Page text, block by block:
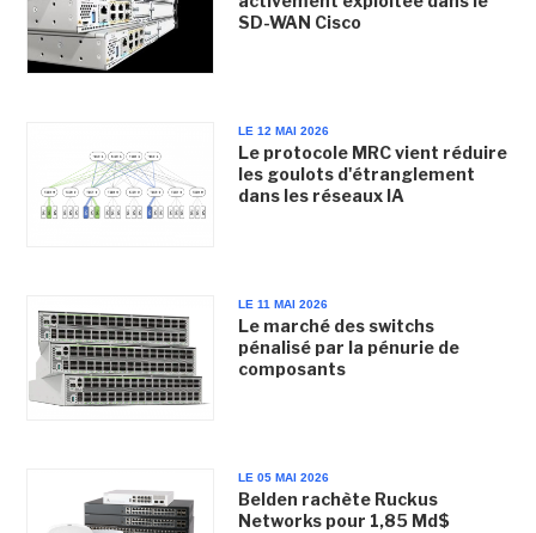
SD-WAN Cisco
LE 12 MAI 2026
Le protocole MRC vient réduire
les goulots d'étranglement
dans les réseaux IA
LE 11 MAI 2026
Le marché des switchs
pénalisé par la pénurie de
composants
LE 05 MAI 2026
Belden rachète Ruckus
Networks pour 1,85 Md$